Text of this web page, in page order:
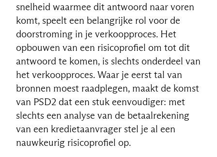
snelheid waarmee dit antwoord naar voren
komt, speelt een belangrijke rol voor de
doorstroming in je verkoopproces. Het
opbouwen van een risicoprofiel om tot dit
antwoord te komen, is slechts onderdeel van
het verkoopproces. Waar je eerst tal van
bronnen moest raadplegen, maakt de komst
van PSD2 dat een stuk eenvoudiger: met
slechts een analyse van de betaalrekening
van een kredietaanvrager stel je al een
nauwkeurig risicoprofiel op.